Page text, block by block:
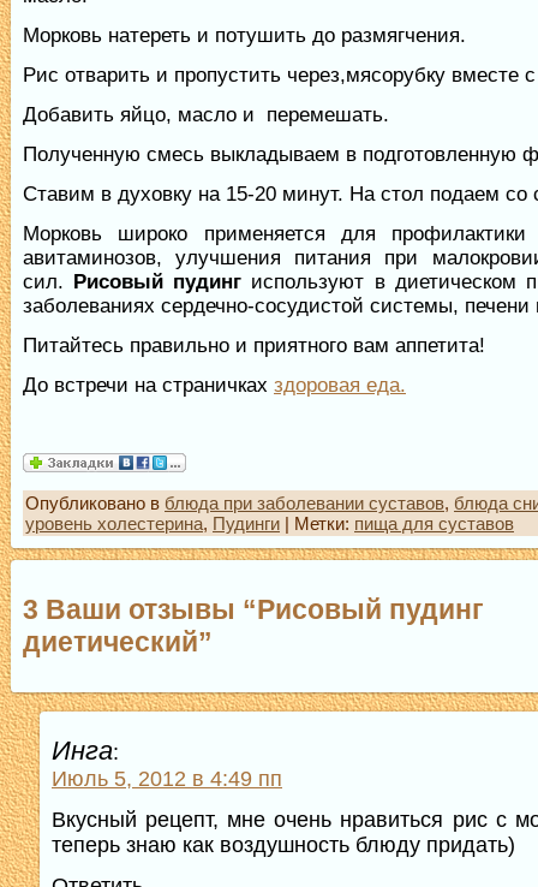
Морковь натереть и потушить до размягчения.
Рис отварить и пропустить через,мясорубку вместе
Добавить яйцо, масло и перемешать.
Полученную смесь выкладываем в подготовленную
Ставим в духовку на 15-20 минут. На стол подаем со
Морковь широко применяется для
авитаминозов, улучшения питания при
сил.
Рисовый пудинг используют в диетическом
заболеваниях сердечно-сосудистой системы, печени
Питайтесь правильно и приятного вам аппетита!
До встречи на страничках здоровая еда.
Опубликовано в блюда при заболевании суставов, блюда
уровень холестерина, Пудинги | Метки: пища для суставов
3 Ваши отзывы “Рисовый пудинг
диетический”
Инга:
Июль 5, 2012 в 4:49 пп
Вкусный рецепт, мне очень нравиться рис с
теперь знаю как воздушность блюду придать)